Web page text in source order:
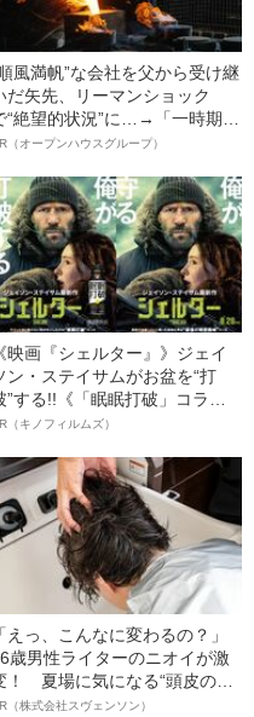
風満帆”な会社を父から受け継
だ矢先、リーマンショック
“絶望的状況”に…→「一時期は
品3年待ち」のヒット商品を生
かす、“逆転の戦術”
（オープンハウスグループ）
《映画『シェルター』》ジェイ
ン・ステイサムがお盆を“打
”する!!《「眠眠打破」コラ
》
（キノフィルムズ）
「えっ、こんなに変わるの？」
歳男性ライターのニオイが激
！ 夏場に気になる“頭皮のニ
イ”や“ベタつき”を解消す
（株式会社スヴェンソン）